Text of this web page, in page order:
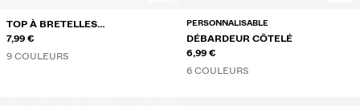
TOP À BRETELLES
CONTRASTANT
7,99 €
9 COULEURS
PERSONNALISABLE
DÉBARDEUR CÔTELÉ
6,99 €
6 COULEURS